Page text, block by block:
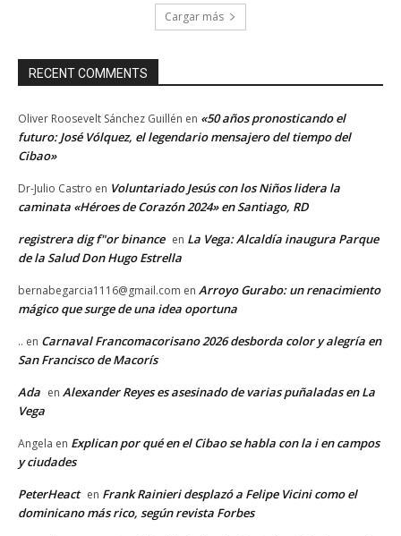
Cargar más
RECENT COMMENTS
Oliver Roosevelt Sánchez Guillén en «50 años pronosticando el
futuro: José Vólquez, el legendario mensajero del tiempo del
Cibao»
Dr-Julio Castro en Voluntariado Jesús con los Niños lidera la
caminata «Héroes de Corazón 2024» en Santiago, RD
registrera dig f"or binance en La Vega: Alcaldía inaugura Parque
de la Salud Don Hugo Estrella
bernabegarcia1116@gmail.com en Arroyo Gurabo: un renacimiento
mágico que surge de una idea oportuna
.. en Carnaval Francomacorisano 2026 desborda color y alegría en
San Francisco de Macorís
Ada en Alexander Reyes es asesinado de varias puñaladas en La
Vega
Angela en Explican por qué en el Cibao se habla con la i en campos
y ciudades
PeterHeact en Frank Rainieri desplazó a Felipe Vicini como el
dominicano más rico, según revista Forbes